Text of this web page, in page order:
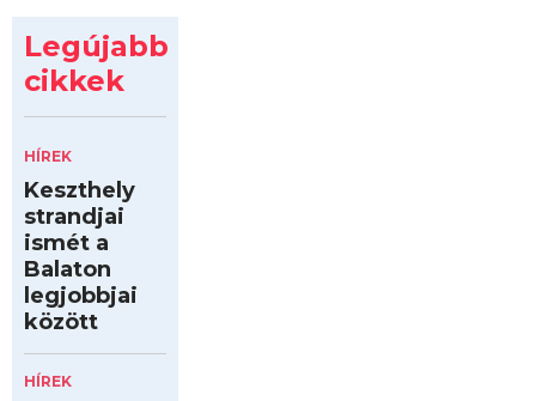
Legújabb
cikkek
HÍREK
Keszthely
strandjai
ismét a
Balaton
legjobbjai
között
HÍREK